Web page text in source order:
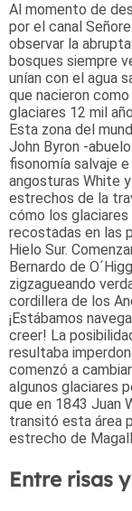
Al momento de
por el canal
observar la
bosques siempre
unían con el agua
que nacieron
glaciares 12 mil
Esta zona del
John Byron -
fisonomía salvaje
angosturas White
estrechos de la
cómo los
recostadas en las
Hielo Sur.
Bernardo de
zigzagueando
cordillera de los
¡Estábamos
creer! La
resultaba
comenzó a
algunos glaciares
que en 1843 Juan
transitó esta área
estrecho de
Entre risas